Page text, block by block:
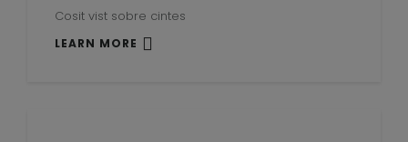
Cosit vist sobre cintes
LEARN MORE